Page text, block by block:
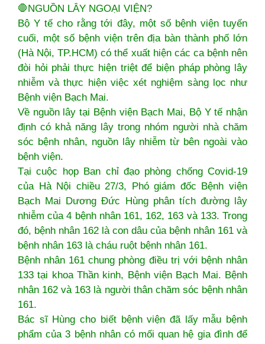
🛑NGUỒN LÂY NGOẠI VIỆN?
Bộ Y tế cho rằng tới đây, một số bệnh viện tuyến
cuối, một số bệnh viện trên địa bàn thành phố lớn
(Hà Nội, TP.HCM) có thể xuất hiện các ca bệnh nên
đòi hỏi phải thực hiện triệt để biện pháp phòng lây
nhiễm và thực hiện việc xét nghiệm sàng lọc như
Bệnh viện Bạch Mai.
Về nguồn lây tại Bệnh viện Bạch Mai, Bộ Y tế nhận
định có khả năng lây trong nhóm người nhà chăm
sóc bệnh nhân, nguồn lây nhiễm từ bên ngoài vào
bệnh viện.
Tại cuộc họp Ban chỉ đạo phòng chống Covid-19
của Hà Nội chiều 27/3, Phó giám đốc Bệnh viện
Bạch Mai Dương Đức Hùng phân tích đường lây
nhiễm của 4 bệnh nhân 161, 162, 163 và 133. Trong
đó, bệnh nhân 162 là con dâu của bệnh nhân 161 và
bệnh nhân 163 là cháu ruột bệnh nhân 161.
Bệnh nhân 161 chung phòng điều trị với bệnh nhân
133 tại khoa Thần kinh, Bệnh viện Bạch Mai. Bệnh
nhân 162 và 163 là người thân chăm sóc bệnh nhân
161.
Bác sĩ Hùng cho biết bệnh viện đã lấy mẫu bệnh
phẩm của 3 bệnh nhân có mối quan hệ gia đình để